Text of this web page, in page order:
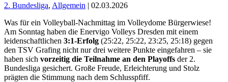
2. Bundesliga, Allgemein | 02.03.2026
Was für ein Volleyball-Nachmittag im Volleydome Bürgerwiese!
Am Sonntag haben die Enervigo Volleys Dresden mit einem
leidenschaftlichen 3:1-Erfolg (25:22, 25:22, 23:25, 25:18) gegen
den TSV Grafing nicht nur drei weitere Punkte eingefahren – sie
haben sich vorzeitig die Teilnahme an den Playoffs der 2.
Bundesliga gesichert. Große Freude, Erleichterung und Stolz
prägten die Stimmung nach dem Schlusspfiff.